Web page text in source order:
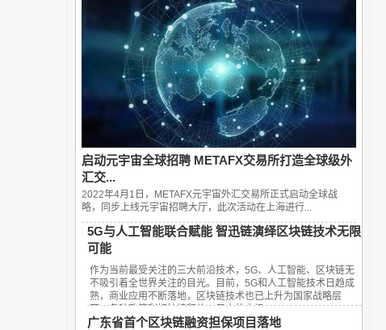
启动元宇宙全球招聘 METAFX交易所打造全球级外
汇交...
2022年4月1日，METAFX元宇宙外汇交易所正式启动全球战
略，同步上线元宇宙招聘大厅，此次活动在上海进行...
5G与人工智能联合赋能 智迅链演绎区块链技术无限
可能
作为当前最受关注的三大前沿技术，5G、人工智能、区块链无
不吸引着全世界关注的目光。目前，5G和人工智能技术日趋成
熟，商业应用不断落地，区块链技术也已上升为国家战略层
面，各种政策利好持续释放，巨大的市场...
广东省首个区块链融资担保项目落地